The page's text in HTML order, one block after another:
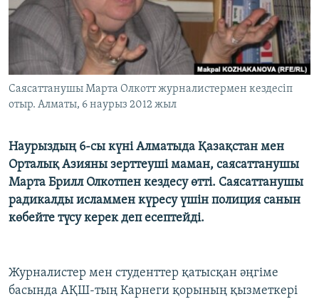
ЖАЗЫЛЫҢЫЗ
Басқа тілдерде
Саясаттанушы Марта Олкотт журналистермен кездесіп
отыр. Алматы, 6 наурыз 2012 жыл
Наурыздың 6-сы күні Алматыда Қазақстан мен
Орталық Азияны зерттеуші маман, саясаттанушы
Марта Брилл Олкотпен кездесу өтті. Саясаттанушы
радикалды исламмен күресу үшін полиция санын
көбейте түсу керек деп есептейді.
Журналистер мен студенттер қатысқан әңгіме
басында АҚШ-тың Карнеги қорының қызметкері